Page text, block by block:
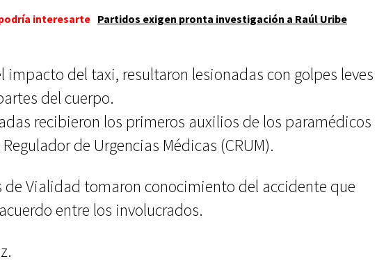
interesarte Partidos exigen pronta investigación a Raúl Uribe
impacto del taxi, resultaron lesionadas con golpes leves
del cuerpo.
recibieron los primeros auxilios de los paramédicos
de Urgencias Médicas (CRUM).
de Vialidad tomaron conocimiento del accidente que
entre los involucrados.